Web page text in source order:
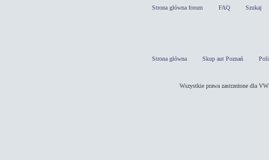
Strona główna forum FAQ Szukaj
Strona główna Skup aut Poznań
Wszystkie prawa zastrzeżone dla